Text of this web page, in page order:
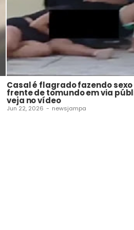
Casal é flagrado fazendo sexo
frente de tomundo em via
veja no vídeo
Jun 22, 2026 - newsjampa